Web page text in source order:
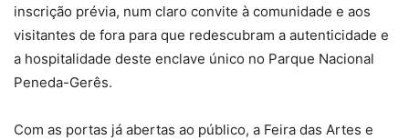
inscrição prévia, num claro convite à comunidade e aos
visitantes de fora para que redescubram a autenticidade e
a hospitalidade deste enclave único no Parque Nacional
Peneda-Gerês.
Com as portas já abertas ao público, a Feira das Artes e